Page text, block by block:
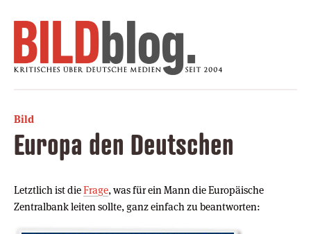
Bild
Europa den Deutschen
Letztlich ist dieFrage, was für ein Mann die Europäische
Zentralbank leiten sollte, ganz einfach zu beantworten: